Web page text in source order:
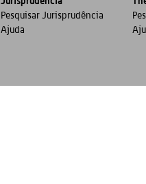
Pesquisar Jurisprudência
Ajuda